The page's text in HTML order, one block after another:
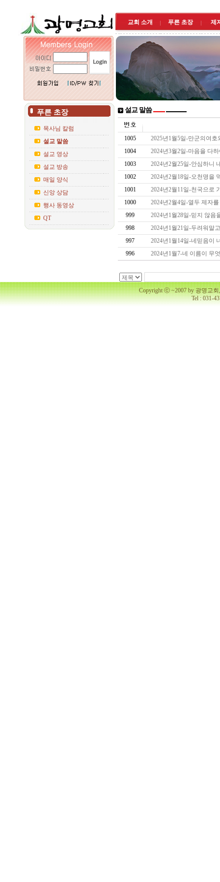
교회 소개 푸른 초장 제
푸른 초장
목사님 칼럼
설교 말씀
설교 영상
설교 방송
매일 양식
신앙 상담
행사 동영상
QT
설교 말씀
1005
2025년1월5일-만군의여
1004
2024년3월2일-마음을 다
1003
2024년2월25일-안심하니
1002
2024년2월18일-오천명을
1001
2024년2월11일-천국으로
1000
2024년2월4일-열두 제자
999
2024년1월28일-믿지 않
998
2024년1월21일-두려워말
997
2024년1월14일-네믿음이
996
2024년1월7-네 이름이 무
Copyright ⓒ ~2007 by 광명교
Tel : 031-